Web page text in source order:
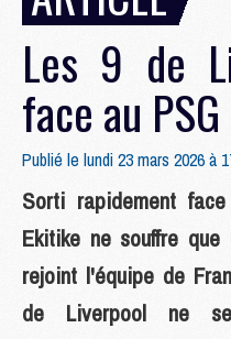
Les 9 de
face au
Publié le lundi 23 mars 2026 à
Sorti rapidement
Ekitike ne souffre
rejoint l'équipe de
de Liverpool ne